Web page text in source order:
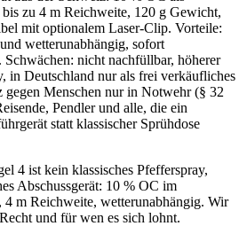
zu 4 m Reichweite, 120 g Gewicht,
mit optionalem Laser-Clip. Vorteile:
wetterunabhängig, sofort
Schwächen: nicht nachfüllbar, höherer
in Deutschland nur als frei verkäufliches
gegen Menschen nur in Notwehr (§ 32
Pendler und alle, die ein
statt klassischer Sprühdose
4 ist kein klassisches Pfefferspray,
Abschussgerät: 10 % OC im
4 m Reichweite, wetterunabhängig. Wir
und für wen es sich lohnt.